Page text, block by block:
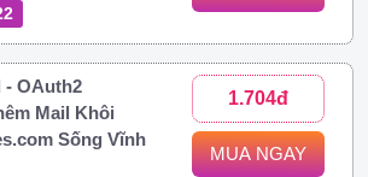
- OAuth2
Mail Khôi
Sống Vĩnh
1.704đ
MUA NGAY